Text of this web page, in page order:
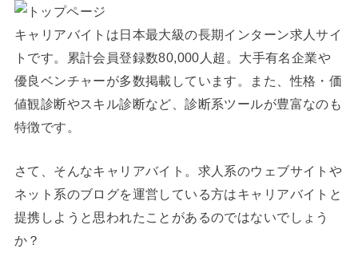
キャリアバイトは日本最大級の長期インターン求人サイ
トです。累計会員登録数80,000人超。大手有名企業や
優良ベンチャーが多数掲載しています。また、性格・価
値観診断やスキル診断など、診断系ツールが豊富なのも
特徴です。
さて、そんなキャリアバイト。求人系のウェブサイトや
ネット系のブログを運営している方はキャリアバイトと
提携しようと思われたことがあるのではないでしょう
か？